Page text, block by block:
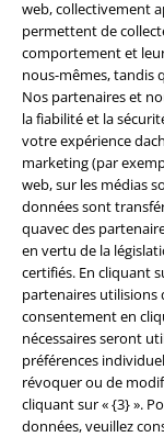
web, collectivement
permettent de
comportement et
nous-mêmes, tandis
Nos partenaires et
la fiabilité et la
votre expérience
marketing (par
web, sur les médias
données sont
quavec des
en vertu de la
certifiés. En cliquant
partenaires utilisions
consentement en
nécessaires seront
préférences
révoquer ou de
cliquant sur « {3} ».
données, veuillez
Légal
Conditions générales
Éditeur
Clauses de
Élimination des
Déclaration de